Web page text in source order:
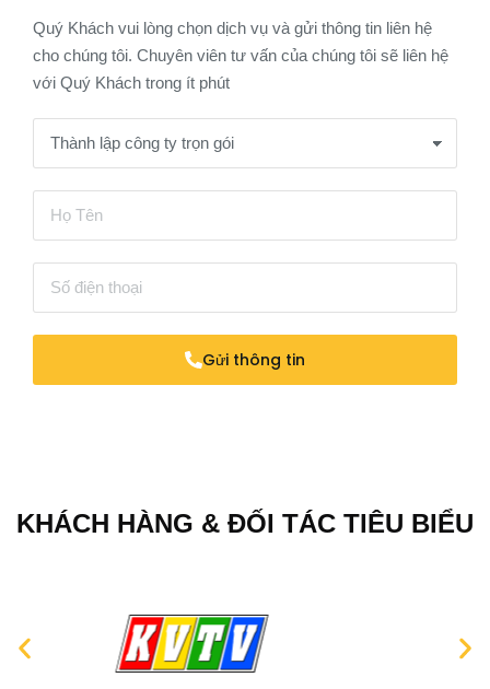
Quý Khách vui lòng chọn dịch vụ và gửi thông tin liên hệ
cho chúng tôi. Chuyên viên tư vấn của chúng tôi sẽ liên hệ
với Quý Khách trong ít phút
Gửi thông tin
KHÁCH HÀNG & ĐỐI TÁC TIÊU BIỂU